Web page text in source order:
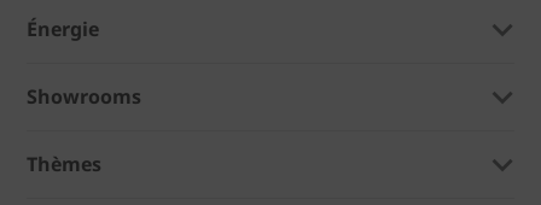
Énergie
Showrooms
Thèmes